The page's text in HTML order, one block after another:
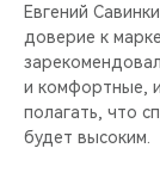
Евгений
доверие к
и комфортные,
полагать, что
будет высоким.